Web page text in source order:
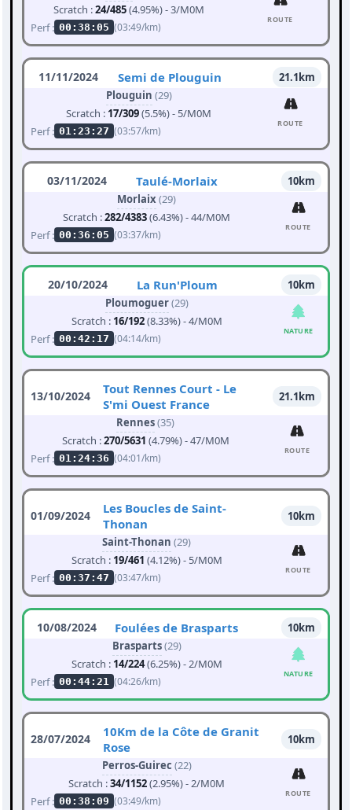
Scratch :24/485(4.95%) - 3/M0M
Perf : 00:38:05 (03:49/km)
ROUTE
11/11/2024 Semi de Plouguin
21.1km
Plouguin (29)
Scratch : 17/309(5.5%) - 5/M0M
Perf : 01:23:27 (03:57/km)
ROUTE
03/11/2024 Taulé-Morlaix
10km
Morlaix(29)
Scratch :282/4383(6.43%) - 44/M0M
Perf : 00:36:05 (03:37/km)
ROUTE
20/10/2024 La Run'Ploum
10km
Ploumoguer(29)
Scratch : 16/192(8.33%) - 4/M0M
Perf : 00:42:17 (04:14/km)
NATURE
13/10/2024
Tout Rennes Court - Le
S'mi Ouest France
21.1km
Rennes(35)
Scratch :270/5631 (4.79%) - 47/M0M
Perf : 01:24:36 (04:01/km)
ROUTE
01/09/2024
Les Boucles de Saint-
Thonan
10km
Saint-Thonan (29)
Scratch : 19/461 (4.12%) - 5/M0M
Perf : 00:37:47 (03:47/km)
ROUTE
10/08/2024 Foulées de Brasparts
10km
Brasparts(29)
Scratch : 14/224(6.25%) - 2/M0M
Perf : 00:44:21 (04:26/km)
NATURE
28/07/2024
10Km de la Côte de Granit
Rose
10km
Perros-Guirec (22)
Scratch :34/1152(2.95%) - 2/M0M
Perf : 00:38:09 (03:49/km)
ROUTE